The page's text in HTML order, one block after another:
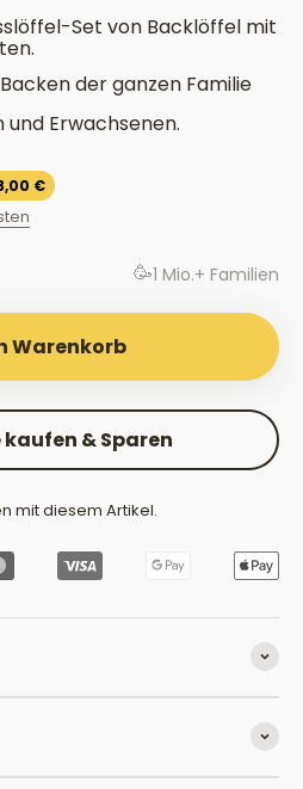
robust und ein echter
Set von Backlöffel mit
der ganzen Familie
Erwachsenen.
€
🥳1 Mio.+ Familien
Warenkorb
& Sparen
mit diesem Artikel.